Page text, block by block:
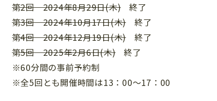
第2回 2024年8月29日(木)終了
第3回 2024年10月17日(木)終了
第4回 2024年12月19日(木)終了
第5回 2025年2月6日(木)終了
※60分間の事前予約制
※全5回とも開催時間は13：00～17：00